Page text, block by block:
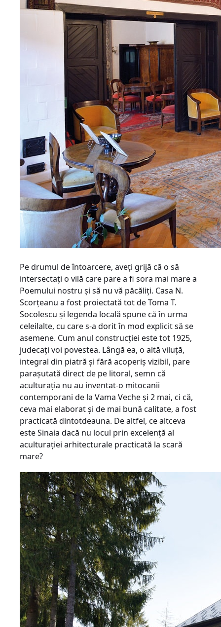
Pe drumul de întoarcere, aveţi grijă că o să
intersectaţi o vilă care pare a fi sora mai mare a
Poemului nostru şi să nu vă păcăliţi. Casa N.
Scorţeanu a fost proiectată tot de Toma T.
Socolescu şi legenda locală spune că în urma
celeilalte, cu care s-a dorit în mod explicit să se
asemene. Cum anul construcţiei este tot 1925,
judecaţi voi povestea. Lângă ea, o altă viluţă,
integral din piatră şi fără acoperiş vizibil, pare
paraşutată direct de pe litoral, semn că
aculturaţia nu au inventat-o mitocanii
contemporani de la Vama Veche şi 2 mai, ci că,
ceva mai elaborat şi de mai bună calitate, a fost
practicată dintotdeauna. De altfel, ce altceva
este Sinaia dacă nu locul prin excelenţă al
aculturaţiei arhitecturale practicată la scară
mare?